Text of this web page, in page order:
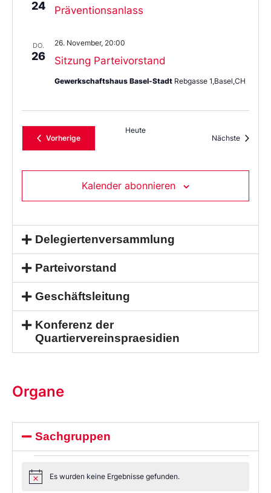
24 Präventionsanlass
DO.
26 Sitzung Parteivorstand
26. November, 20:00
Gewerkschaftshaus Basel-Stadt Rebgasse 1,Basel,CH
VorherigeVeranstaltungen
Heute
Nächste
Kalender abonnieren
Delegiertenversammlung
Parteivorstand
Geschäftsleitung
Konferenz der
Quartiervereinspraesidien
Organe
Sachgruppen
NoticeEs wurden keine Ergebnisse gefunden.